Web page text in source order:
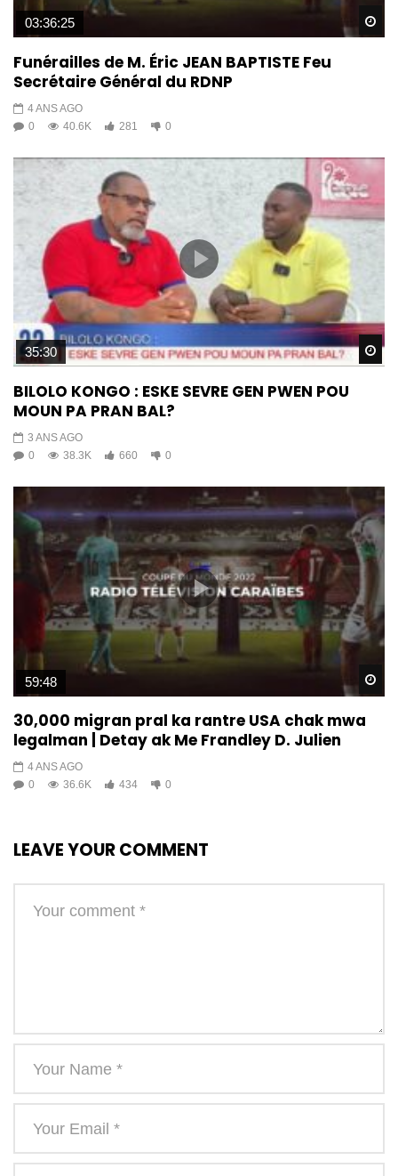
03:36:25
Funérailles de M. Éric JEAN BAPTISTE Feu
Secrétaire Général du RDNP
4 ANS AGO
0
40.6K 281 0
35:30
BILOLO KONGO : ESKE SEVRE GEN PWEN POU
MOUN PA PRAN BAL?
3 ANS AGO
0
38.3K 660 0
59:48
30,000 migran pral ka rantre USA chak mwa
legalman | Detay ak Me Frandley D. Julien
4 ANS AGO
0
36.6K 434 0
LEAVE YOUR COMMENT